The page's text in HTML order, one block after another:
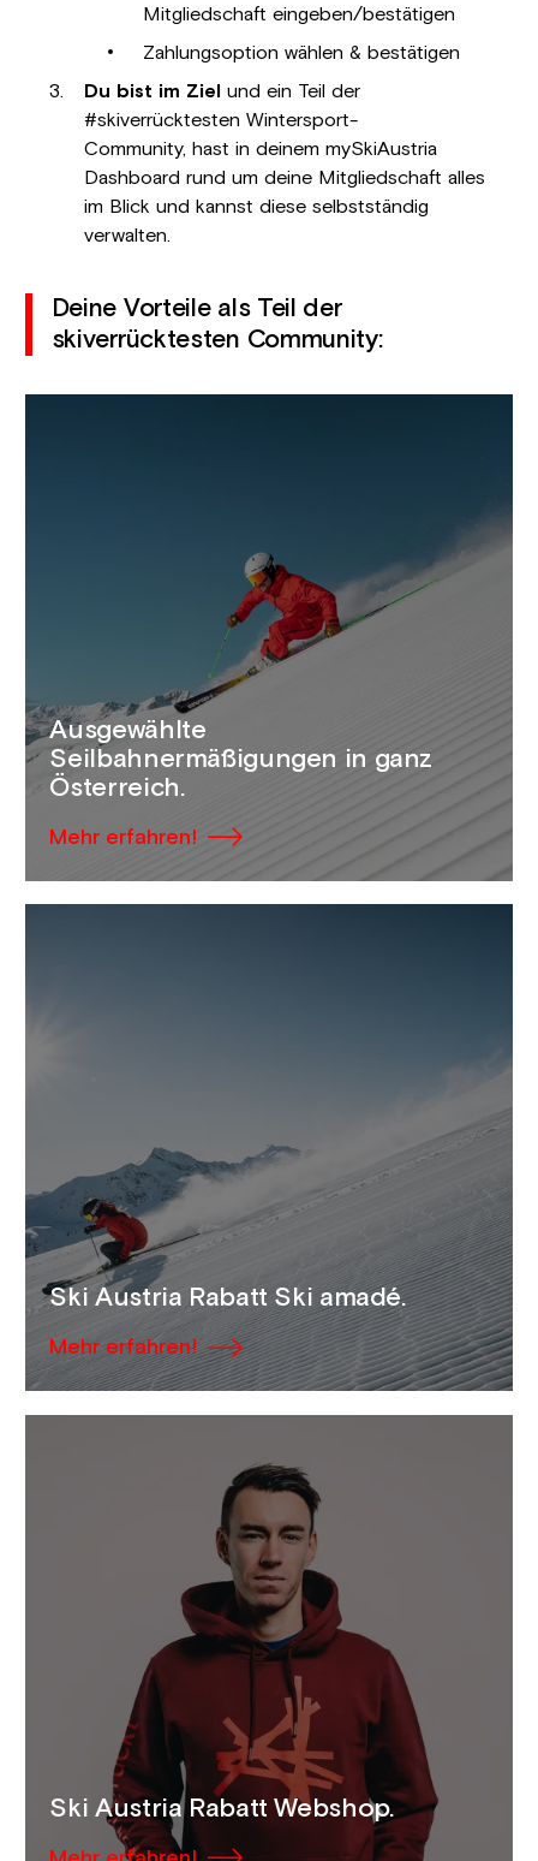
Mitgliedschaft eingeben/bestätigen
Zahlungsoption wählen & bestätigen
Du bist im Ziel und ein Teil der
#skiverrücktesten Wintersport-
Community, hast in deinem mySkiAustria
Dashboard rund um deine Mitgliedschaft alles
im Blick und kannst diese selbstständig
verwalten.
Deine Vorteile als Teil der
skiverrücktesten Community:
Ausgewählte
Seilbahnermäßigungen in ganz
Österreich.
Mehr erfahren!
Ski Austria Rabatt Ski amadé.
Mehr erfahren!
Ski Austria Rabatt Webshop.